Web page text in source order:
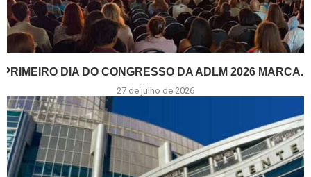
PRIMEIRO DIA DO CONGRESSO DA ADLM 2026 MARCA...
27 de julho de 2026